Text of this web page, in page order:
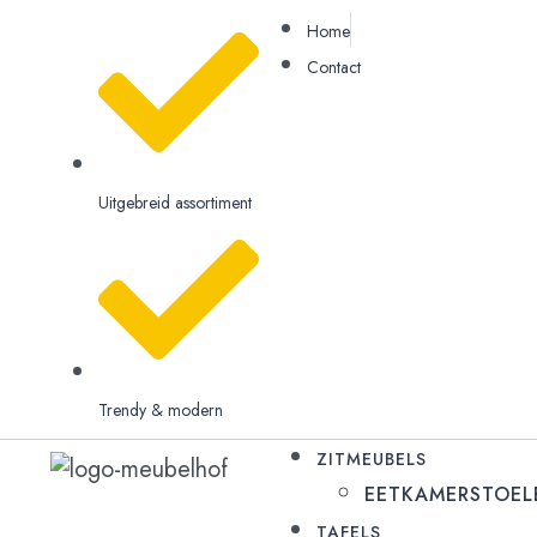
Uitgebreid assortiment
Trendy & modern
Home
Contact
ZITMEUBELS
TAFELS